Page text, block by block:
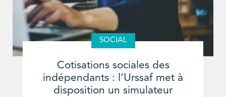
SOCIAL
Cotisations sociales des
indépendants : l’Urssaf met à
disposition un simulateur